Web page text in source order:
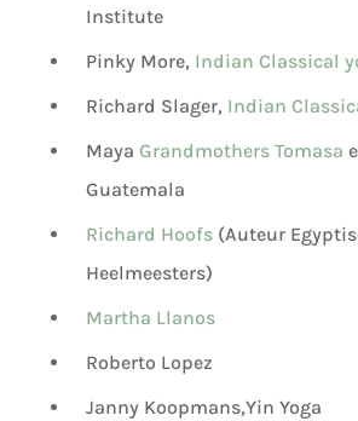
Institute
Pinky More, Indian Classical
Richard Slager, Indian
Maya Grandmothers Tomasa
Guatemala
Richard Hoofs(Auteur
Heelmeesters)
Martha Llanos
Roberto Lopez
Janny Koopmans,Yin Yoga